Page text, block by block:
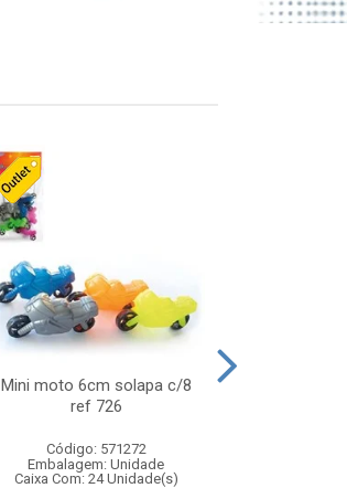
Mini moto 6cm solapa c/8
ref 726
Código: 571272
Embalagem: Unidade
Caixa Com: 24 Unidade(s)